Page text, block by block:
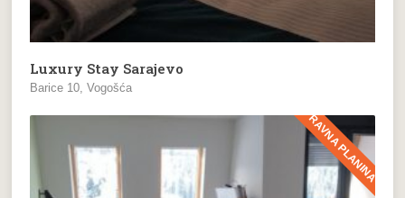
Luxury Stay Sarajevo
Barice 10, Vogošća
RAVNA PLANINA